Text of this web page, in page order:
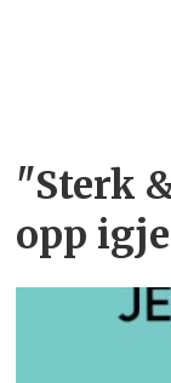
"Sterk
opp